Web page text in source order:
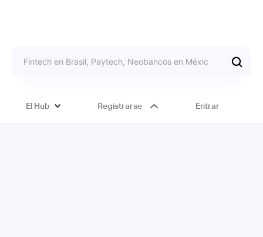
El Hub Registrarse Entrar